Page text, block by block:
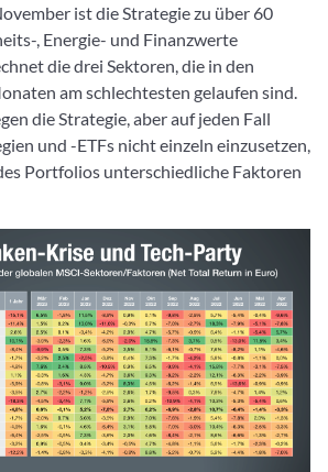
ist die Strategie zu über 60
, Energie- und Finanzwerte
die drei Sektoren, die in den
am schlechtesten gelaufen sind.
die Strategie, aber auf jeden Fall
und -ETFs nicht einzeln einzusetzen,
Portfolios unterschiedliche Faktoren